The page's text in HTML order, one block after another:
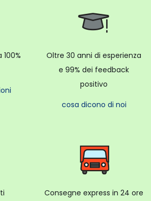
Oltre 30 anni di esperienza
e 99% dei feedback
positivo
cosa dicono di noi
Consegne express in 24 ore